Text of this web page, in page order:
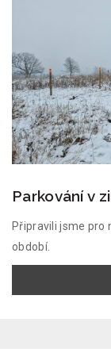
Parkování v
Připravili jsme pro
období.